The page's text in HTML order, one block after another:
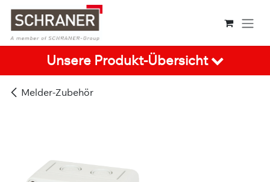
Zum Inhalt springen
Unsere Produkt-Übersicht
Melder-Zubehör